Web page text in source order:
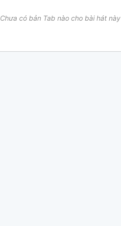
Chưa có bản Tab nào cho bài hát này